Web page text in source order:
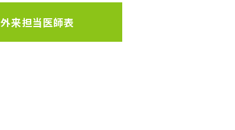
外来担当医師表